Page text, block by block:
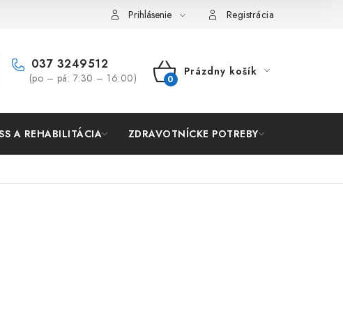
Prihlásenie Registrácia
037 3249512
(po – pá: 7:30 – 16:00)
NÁKUPNÝ
Prázdny košík
A REHABILITÁCIA ZDRAVOTNÍCKE POTREBY